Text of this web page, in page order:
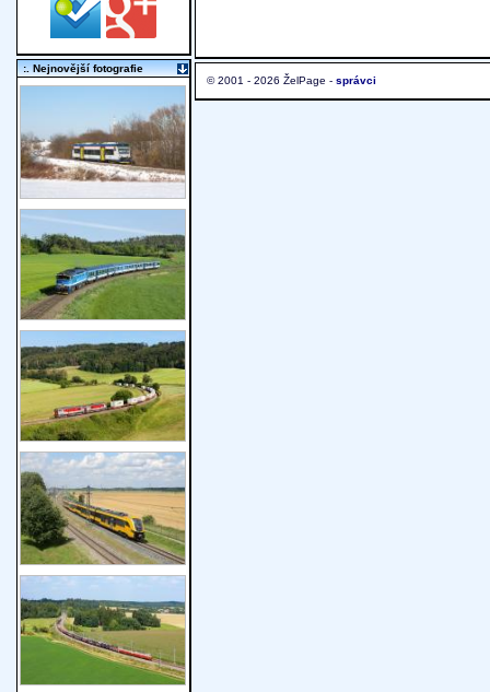
© 2001 - 2026 ŽelPage - správci
:. Nejnovější fotografie